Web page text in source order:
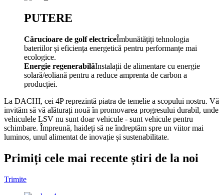
PUTERE
Cărucioare de golf electriceÎmbunătățiți tehnologia
bateriilor și eficiența energetică pentru performanțe mai
ecologice.
Energie regenerabilăInstalații de alimentare cu energie
solară/eoliană pentru a reduce amprenta de carbon a
producției.
La DACHI, cei 4P reprezintă piatra de temelie a scopului nostru. Vă
invităm să vă alăturați nouă în promovarea progresului durabil, unde
vehiculele LSV nu sunt doar vehicule - sunt vehicule pentru
schimbare. Împreună, haideți să ne îndreptăm spre un viitor mai
luminos, unul alimentat de inovație și sustenabilitate.
Primiți cele mai recente știri de la noi
Trimite